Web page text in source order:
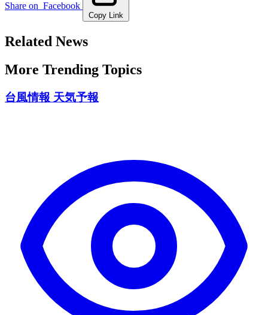
Share on Facebook
Copy Link
Related News
More Trending Topics
台風情報 天気予報